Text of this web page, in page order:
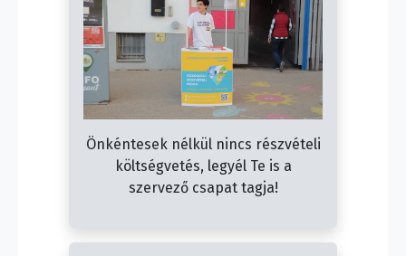
Önkéntesek nélkül nincs részvételi
költségvetés, legyél Te is a
szervező csapat tagja!